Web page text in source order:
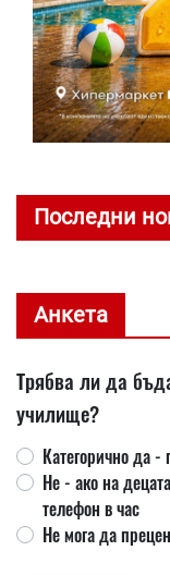
Последни
Анкета
Трябва ли да
училище?
Категорично да -
Не - ако на
телефон в час
Не мога да